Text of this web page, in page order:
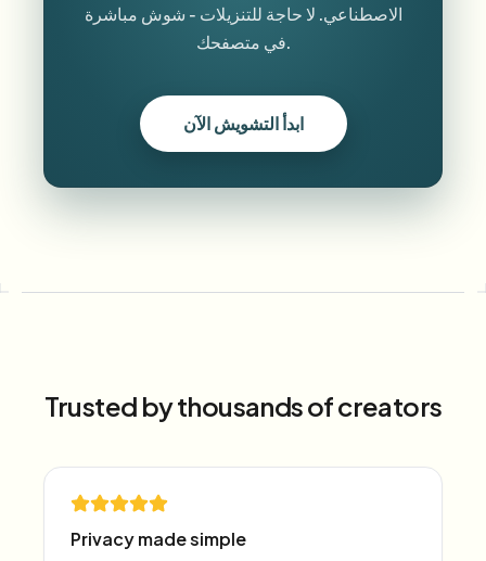
الاصطناعي. لا حاجة للتنزيلات - شوش مباشرة
في متصفحك.
ابدأ التشويش الآن
Trusted by thousands of creators
Privacy made simple